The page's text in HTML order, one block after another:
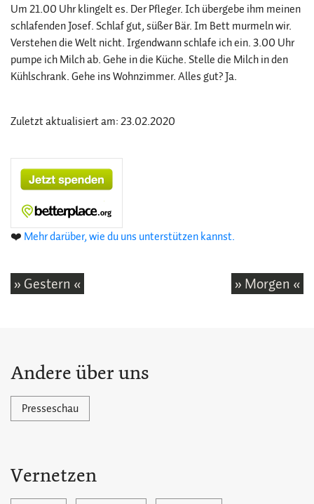
Um 21.00 Uhr klingelt es. Der Pfleger. Ich übergebe ihm meinen
schlafenden Josef. Schlaf gut, süßer Bär. Im Bett murmeln wir.
Verstehen die Welt nicht. Irgendwann schlafe ich ein. 3.00 Uhr
pumpe ich Milch ab. Gehe in die Küche. Stelle die Milch in den
Kühlschrank. Gehe ins Wohnzimmer. Alles gut? Ja.
Zuletzt aktualisiert am: 23.02.2020
❤️ Mehr darüber, wie du uns unterstützen kannst.
» Gestern « » Morgen «
Andere über uns
Presseschau
Vernetzen